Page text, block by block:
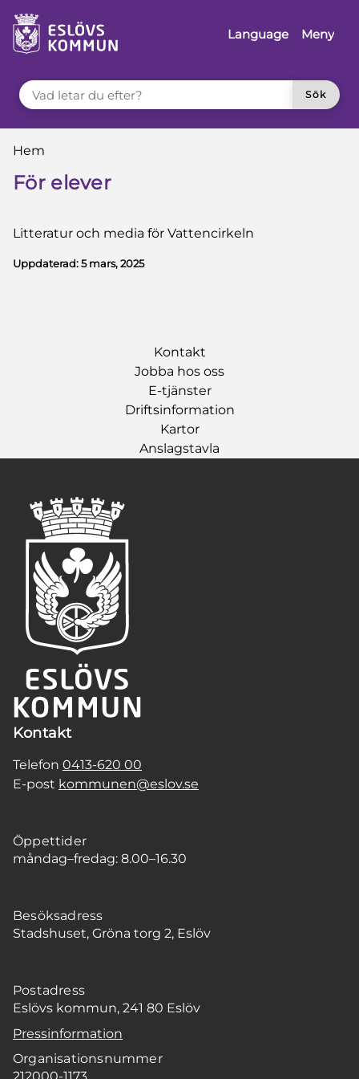
till innehåll
Language
Meny
VAD LETAR DU EFTER?
Sök
Du är här:
Hem
För elever
Litteratur och media för Vattencirkeln
Uppdaterad:5 mars, 2025
Kontakt
Jobba hos oss
E-tjänster
Driftsinformation
Kartor
Anslagstavla
Kontakt
Telefon 0413-620 00
E-post kommunen@eslov.se
Öppettider
måndag–fredag: 8.00–16.30
Besöksadress
Stadshuset, Gröna torg 2, Eslöv
Postadress
Eslövs kommun, 241 80 Eslöv
Pressinformation
Organisationsnummer
212000-1173